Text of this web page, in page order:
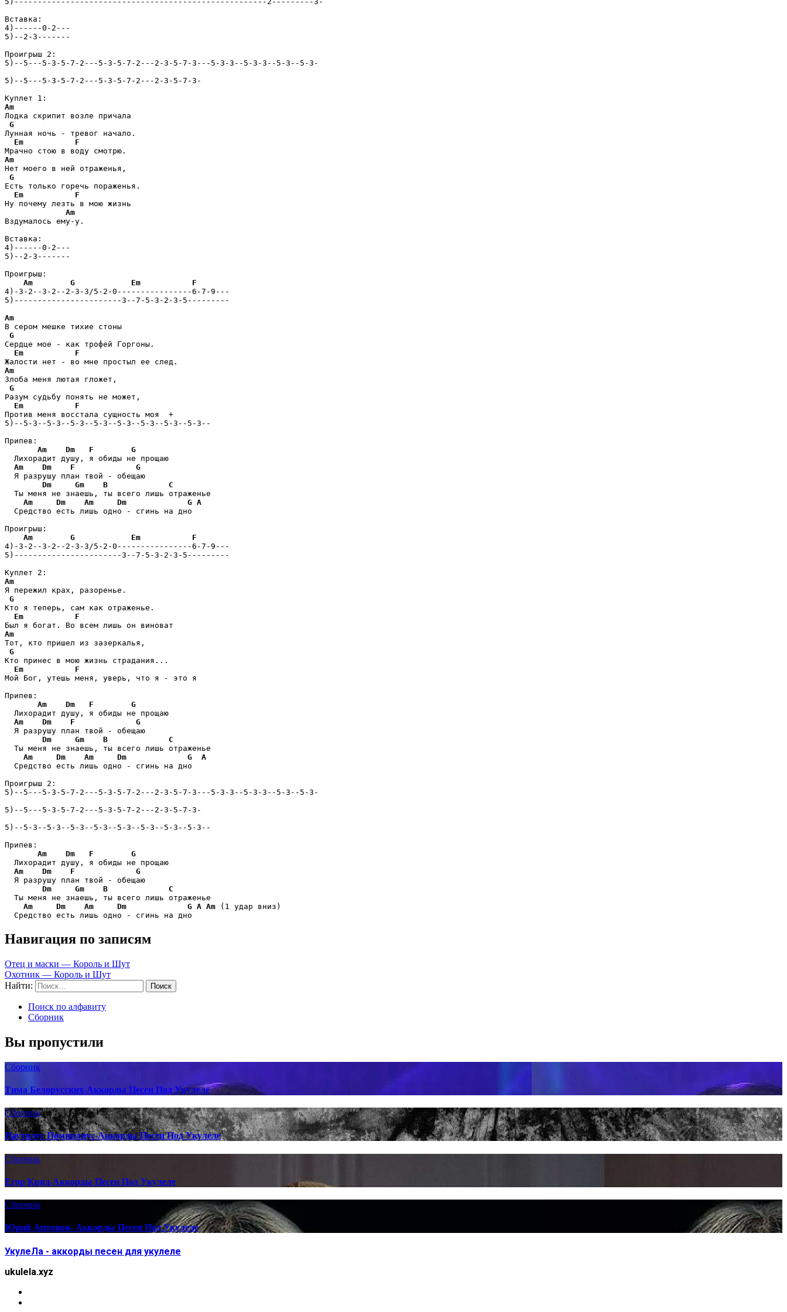
Вставка:
4)------0-2---
5)--2-3-------
Проигрыш 2:
5)--5---5-3-5-7-2---5-3-5-7-2---2-3-5-7-3---5-3-3--5-3-3--5-3--5-3-
5)--5---5-3-5-7-2---5-3-5-7-2---2-3-5-7-3-
Am
Лодка скрипит возле причала
G
Лунная ночь - тревог начало.
Em
F
Am
Нет моего в ней отраженья,
G
Есть только горечь пораженья.
Em
F
Ну почему лезть в мою жизнь
Am
Вздумалось ему-у.
Вставка:
4)------0-2---
5)--2-3-------
Проигрыш:
Am
G Em
F
4)-3-2--3-2--2-3-3/5-2-0----------------6-7-9---
5)-----------------------3--7-5-3-2-3-5---------
Am
В сером мешке тихие стоны
G
Сердце мое - как трофей Горгоны.
Em
F
Am
Злоба меня лютая гложет,
G
Разум судьбу понять не может,
Em
F
Против меня восстала сущность моя  +
5)--5-3--5-3--5-3--5-3--5-3--5-3--5-3--5-3--
Припев:
Am
Dm F
G
  Лихорадит душу, я обиды не прощаю
Am
Dm F
G
  Я разрушу план твой - обещаю
Dm
Gm B
C
  Ты меня не знаешь, ты всего лишь отраженье
Am
Dm Am Dm G A
  Средство есть лишь одно - сгинь на дно
Проигрыш:
Am
G Em
F
4)-3-2--3-2--2-3-3/5-2-0----------------6-7-9---
5)-----------------------3--7-5-3-2-3-5---------
Am
Я пережил крах, разоренье.
G
Кто я теперь, сам как отраженье.
Em
F
Am
Тот, кто пришел из зазеркалья,
G
Кто принес в мою жизнь страдания...
Em
F
Мой Бог, утешь меня, уверь, что я - это я
Припев:
Am
Dm F
G
  Лихорадит душу, я обиды не прощаю
Am
Dm F
G
  Я разрушу план твой - обещаю
Dm
Gm B
C
  Ты меня не знаешь, ты всего лишь отраженье
Am
Dm Am Dm G
A
  Средство есть лишь одно - сгинь на дно
Проигрыш 2:
5)--5---5-3-5-7-2---5-3-5-7-2---2-3-5-7-3---5-3-3--5-3-3--5-3--5-3-
5)--5---5-3-5-7-2---5-3-5-7-2---2-3-5-7-3-
5)--5-3--5-3--5-3--5-3--5-3--5-3--5-3--5-3--
Припев:
Am
Dm F
G
  Лихорадит душу, я обиды не прощаю
Am
Dm F
G
  Я разрушу план твой - обещаю
Dm
Gm B
C
  Ты меня не знаешь, ты всего лишь отраженье
Am
Dm Am Dm G A Am (1 удар вниз)
  Средство есть лишь одно - сгинь на дно
Навигация по записям
Отец и маски — Король и Шут
Охотник — Король и Шут
Найти:
Поиск по алфавиту
Сборник
Вы пропустили
Сборник
Тима Белорусских-Аккорды Песен Под Укулеле
Сборник
Наутилус Помпилиус-Аккорды Песен Под Укулеле
Сборник
Егор Крид-Аккорды Песен Под Укулеле
Сборник
Юрий Антонов- Аккорды Песен Под Укулеле
УкулеЛа - аккорды песен для укулеле
ukulela.xyz